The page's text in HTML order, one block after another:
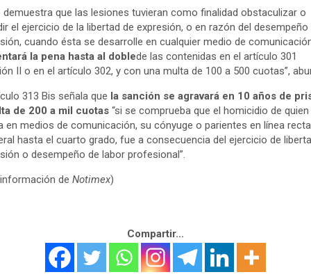
demuestra que las lesiones tuvieran como finalidad obstaculizar o
el ejercicio de la libertad de expresión, o en razón del desempeño
cuando ésta se desarrolle en cualquier medio de
la pena hasta al doblede las contenidas en el artículo 301
II o en el artículo 302, y con una multa de 100 a 500 cuotas”,
313 Bis señala que la sanción se agravará en 10 años de
de 200 a mil cuotas “si se comprueba que el homicidio de quien
en medios de comunicación, su cónyuge o parientes en línea
hasta el cuarto grado, fue a consecuencia del ejercicio de
o desempeño de labor profesional”.
de Notimex)
Compartir...